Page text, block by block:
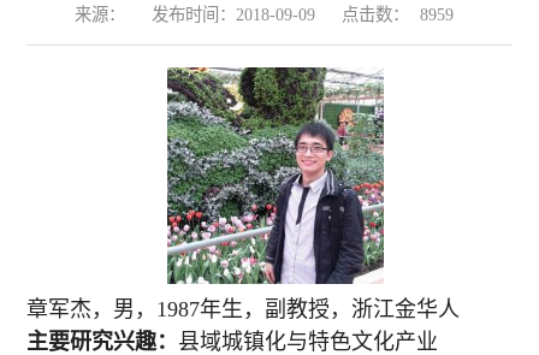
来源： 发布时间：2018-09-09 点击数： 8959
章军杰，男，1987年生，副教授，浙江金华人
主要研究兴趣： 县域城镇化与特色文化产业